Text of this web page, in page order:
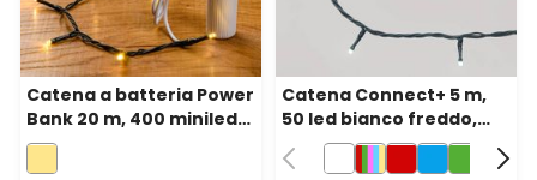
Catena a batteria Power
Bank 20 m, 400 miniled
bianco caldo, cavo
verde
Catena Connect+ 5 m,
50 led bianco freddo,
cavo verde,
prolungabile